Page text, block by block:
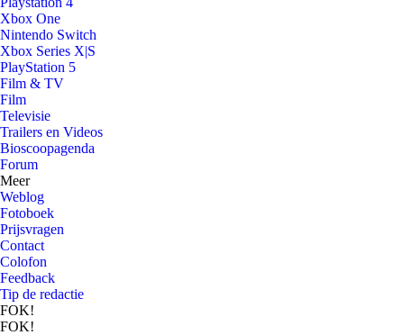
Xbox One
Nintendo Switch
Xbox Series X|S
PlayStation 5
Film & TV
Film
Televisie
Trailers en Videos
Bioscoopagenda
Forum
Meer
Weblog
Fotoboek
Prijsvragen
Contact
Colofon
Feedback
Tip de redactie
FOK!
FOK!